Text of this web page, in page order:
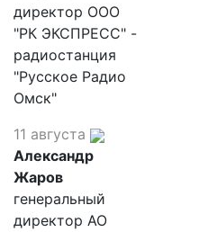
директор ООО
"РК ЭКСПРЕСС" -
радиостанция
"Русское Радио
Омск"
11 августа
Александр
Жаров
генеральный
директор АО